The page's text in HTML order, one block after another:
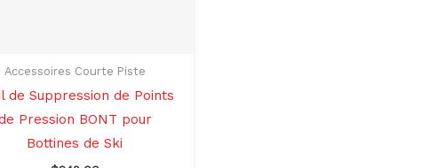
Accessoires Courte Piste
de Suppression de Points
Pression BONT pour
Bottines de Ski